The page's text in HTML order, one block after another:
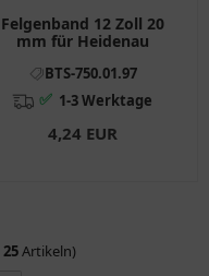
Felgenband 12 Zoll 20
mm für Heidenau
BTS-750.01.97
✅ 1-3 Werktage
4,24 EUR
25Artikeln)